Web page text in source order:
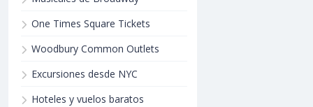
One Times Square Tickets
Woodbury Common Outlets
Excursiones desde NYC
Hoteles y vuelos baratos